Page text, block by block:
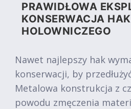
PRAWIDŁOWA
KONSERWACJA
HOLOWNICZEGO
Nawet najlepszy hak
konserwacji, by
Metalowa konstrukcja z
powodu zmęczenia